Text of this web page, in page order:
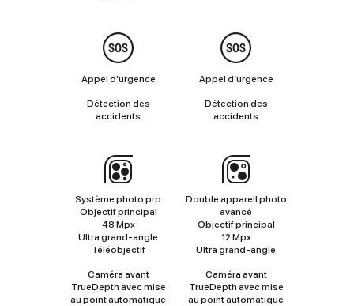
Sécurité
Appel d’urgence
Détection des
accidents
Appel d’urgence
Détection des
accidents
Appareil
Système photo pro
Objectif principal
48 Mpx
Ultra grand‑angle
Téléobjectif
Caméra avant
TrueDepth avec mise
au point automatique
Double appareil photo
avancé
Objectif principal
12 Mpx
Ultra grand‑angle
Caméra avant
TrueDepth avec mise
au point automatique